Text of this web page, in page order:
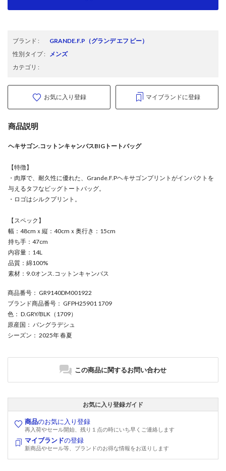
ブランド : GRANDE.F.P （グランデ エフ ピー）
性別タイプ: メンズ
カテゴリ :
お気に入り登録 マイブランドに登録
商品説明
ヘキサゴン.コットンキャンバスBIGトートバッグ
【特徴】
・肉厚で、耐久性に優れた、Grande.F.Pヘキサゴンプリントがインパクトを
与えるタフなビッグトートバッグ。
・ロゴはシルクプリント。
【スペック】
幅：48cmｘ縦：40cmｘ奥行き：15cm
持ち手：47cm
内容量：14L
品質：綿100%
素材：9.0オンス.コットンキャンバス
商品番号 ： GR9140DM001922
ブランド商品番号 ： GFPH25901 1709
色 ： D.GRY/BLK（1709）
原産国 ： バングラデシュ
シーズン ： 2025年 春夏
この商品に関するお問い合わせ
お気に入り登録ガイド
商品のお気に入り登録
再入荷やセール開始、残り１点の時にいち早くご連絡します
マイブランドの登録
新商品やセール等、ブランドのお得な情報をお送りします